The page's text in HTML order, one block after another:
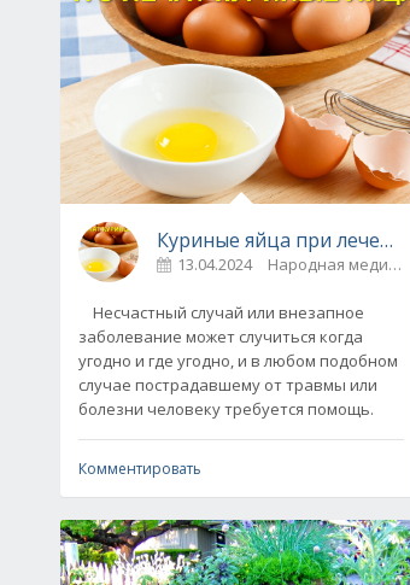
Куриные яйца при
13.04.2024 Народная
Несчастный случай или внезапное
заболевание может случиться когда
угодно и где угодно, и в любом подобном
случае пострадавшему от травмы или
болезни человеку требуется помощь.
Комментировать